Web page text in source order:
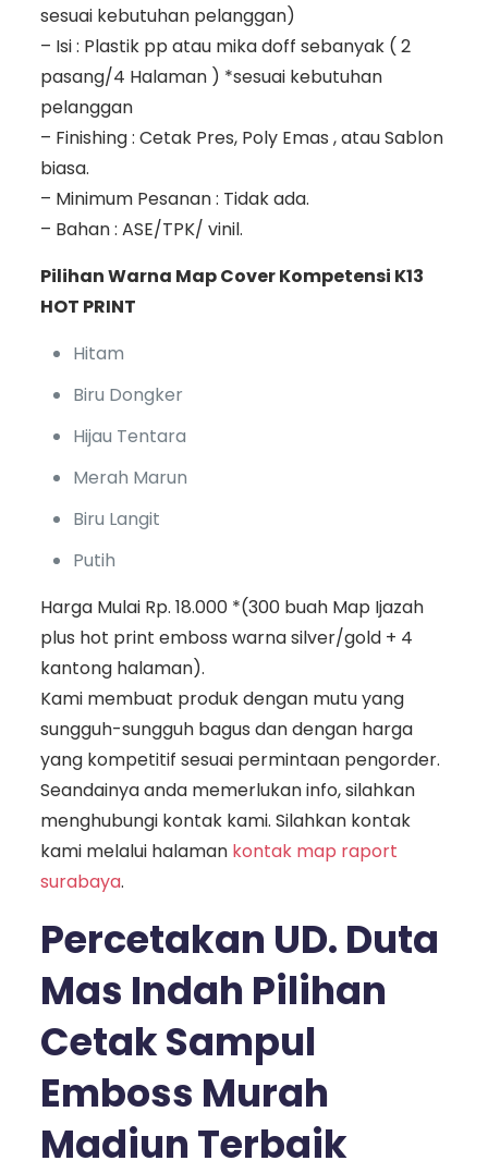
sesuai kebutuhan pelanggan)
– Isi : Plastik pp atau mika doff sebanyak ( 2
pasang/4 Halaman ) *sesuai kebutuhan
pelanggan
– Finishing : Cetak Pres, Poly Emas , atau Sablon
biasa.
– Minimum Pesanan : Tidak ada.
– Bahan : ASE/TPK/ vinil.
Pilihan Warna Map Cover Kompetensi K13
HOT PRINT
Hitam
Biru Dongker
Hijau Tentara
Merah Marun
Biru Langit
Putih
Harga Mulai Rp. 18.000 *(300 buah Map Ijazah
plus hot print emboss warna silver/gold + 4
kantong halaman).
Kami membuat produk dengan mutu yang
sungguh-sungguh bagus dan dengan harga
yang kompetitif sesuai permintaan pengorder.
Seandainya anda memerlukan info, silahkan
menghubungi kontak kami. Silahkan kontak
kami melalui halaman kontak map raport
surabaya.
Percetakan UD. Duta
Mas Indah Pilihan
Cetak Sampul
Emboss Murah
Madiun Terbaik